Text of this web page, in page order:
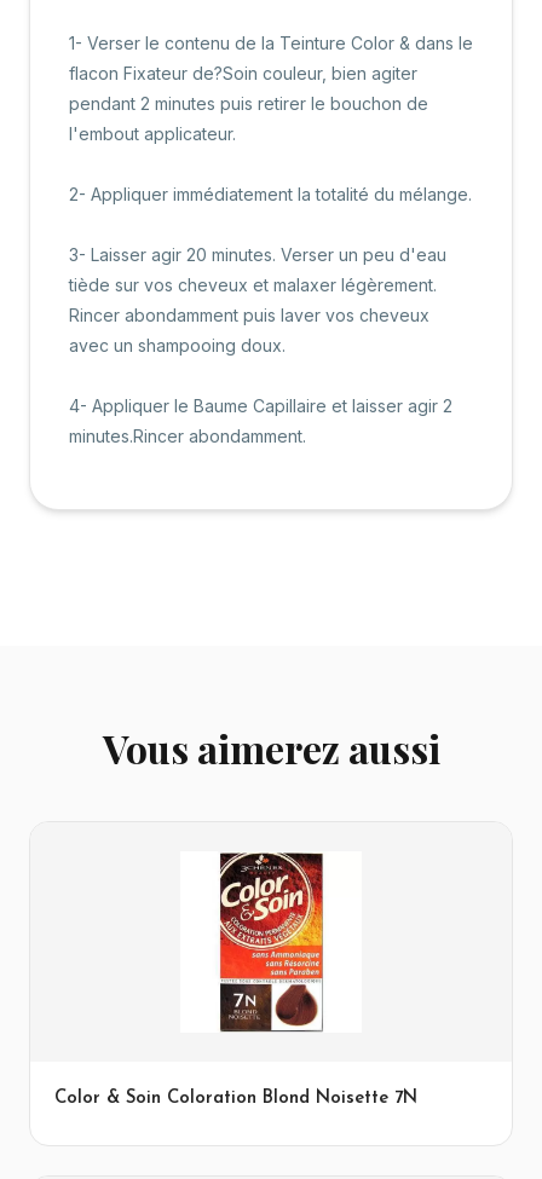
1- Verser le contenu de la Teinture Color & dans le
flacon Fixateur de?Soin couleur, bien agiter
pendant 2 minutes puis retirer le bouchon de
l'embout applicateur.
2- Appliquer immédiatement la totalité du mélange.
3- Laisser agir 20 minutes. Verser un peu d'eau
tiède sur vos cheveux et malaxer légèrement.
Rincer abondamment puis laver vos cheveux
avec un shampooing doux.
4- Appliquer le Baume Capillaire et laisser agir 2
minutes.Rincer abondamment.
Vous aimerez aussi
Color & Soin Coloration Blond Noisette 7N